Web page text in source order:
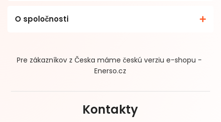
O spoločnosti
Pre zákazníkov z Česka máme českú verziu e-shopu -
Enerso.cz
Kontakty